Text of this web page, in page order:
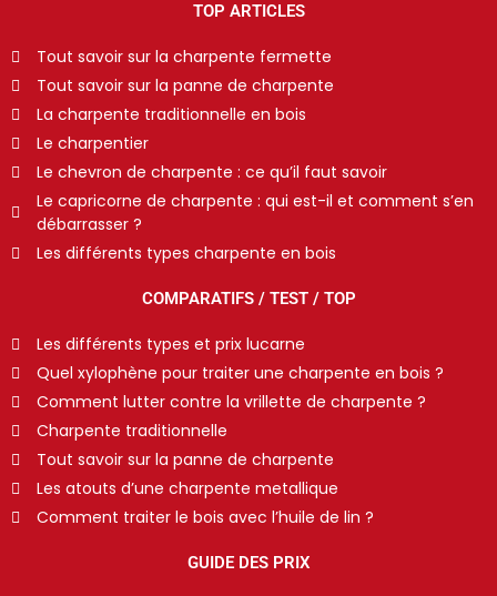
TOP ARTICLES
Tout savoir sur la charpente fermette
Tout savoir sur la panne de charpente
La charpente traditionnelle en bois
Le charpentier
Le chevron de charpente : ce qu’il faut savoir
Le capricorne de charpente : qui est-il et comment s’en
débarrasser ?
Les différents types charpente en bois
COMPARATIFS / TEST / TOP
Les différents types et prix lucarne
Quel xylophène pour traiter une charpente en bois ?
Comment lutter contre la vrillette de charpente ?
Charpente traditionnelle
Tout savoir sur la panne de charpente
Les atouts d’une charpente metallique
Comment traiter le bois avec l’huile de lin ?
GUIDE DES PRIX